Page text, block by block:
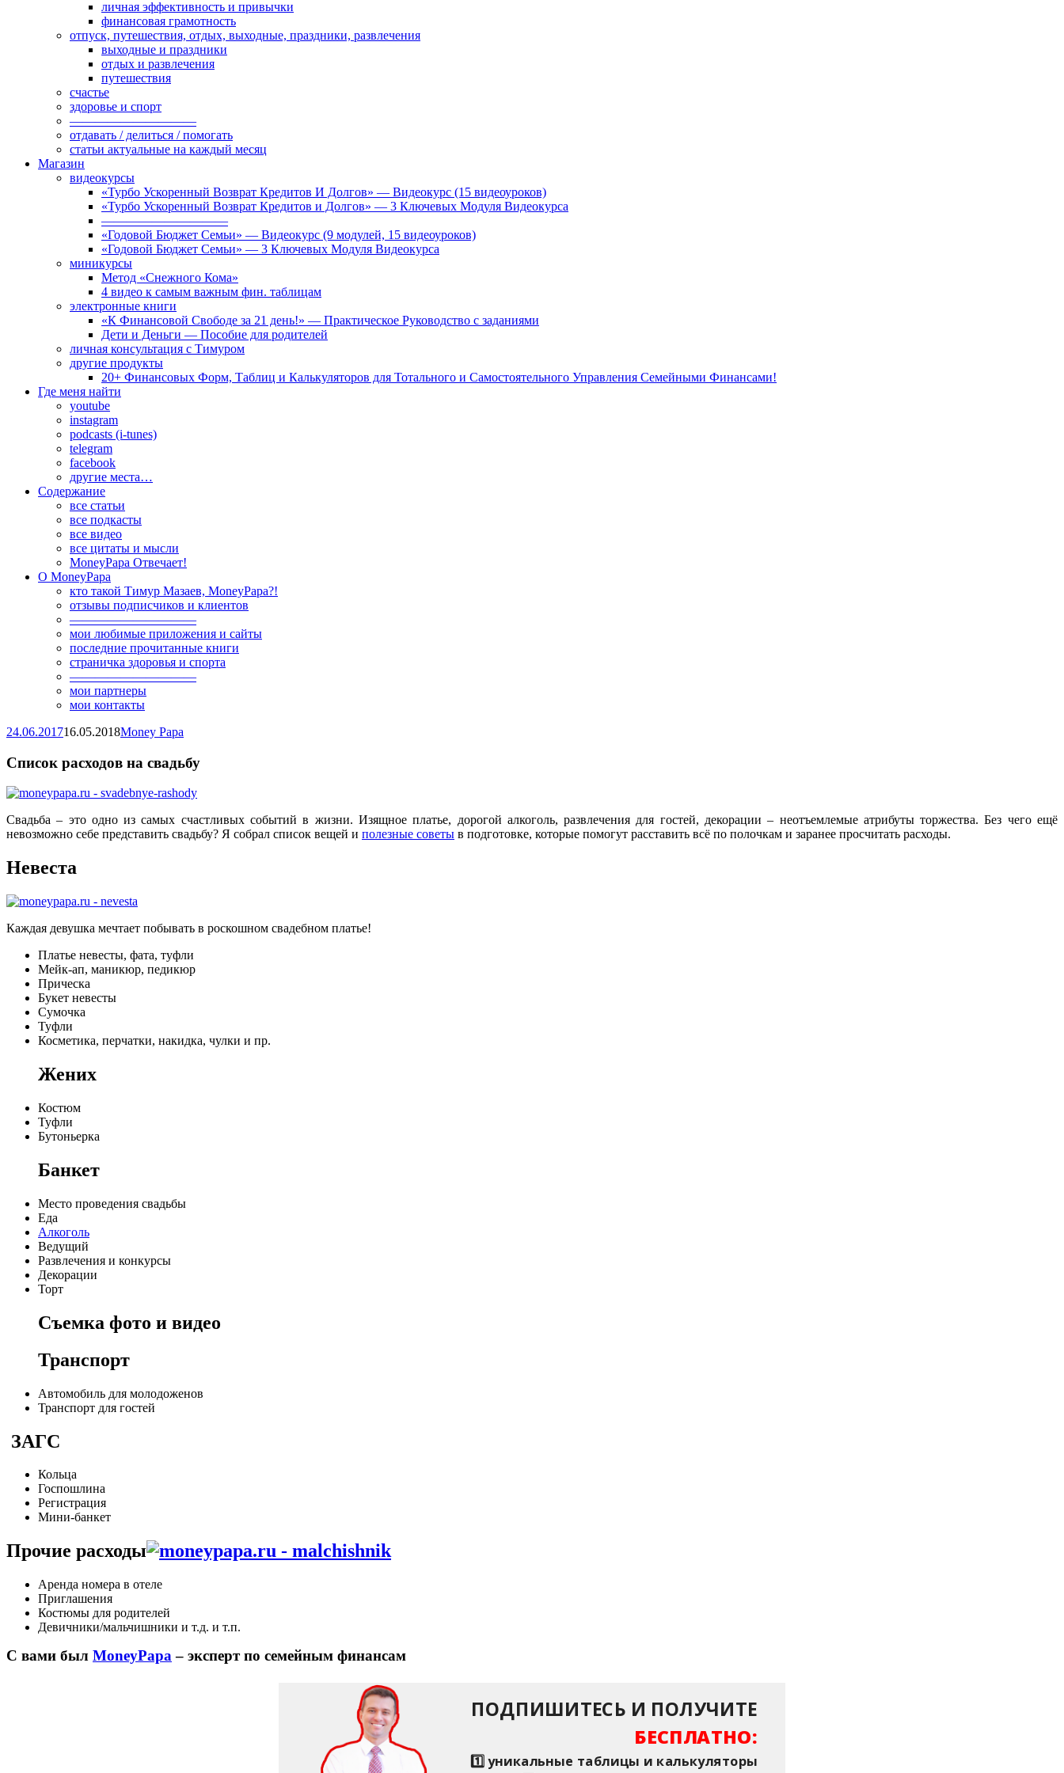
личная эффективность и привычки
финансовая грамотность
отпуск, путешествия, отдых, выходные, праздники, развлечения
выходные и праздники
отдых и развлечения
путешествия
счастье
здоровье и спорт
——————————
отдавать / делиться / помогать
статьи актуальные на каждый месяц
Магазин
видеокурсы
«Турбо Ускоренный Возврат Кредитов И Долгов» — Видеокурс (15 видеоуроков)
«Турбо Ускоренный Возврат Кредитов и Долгов» — 3 Ключевых Модуля Видеокурса
——————————
«Годовой Бюджет Семьи» — Видеокурс (9 модулей, 15 видеоуроков)
«Годовой Бюджет Семьи» — 3 Ключевых Модуля Видеокурса
миникурсы
Метод «Снежного Кома»
4 видео к самым важным фин. таблицам
электронные книги
«К Финансовой Свободе за 21 день!» — Практическое Руководство с заданиями
Дети и Деньги — Пособие для родителей
личная консультация с Тимуром
другие продукты
20+ Финансовых Форм, Таблиц и Калькуляторов для Тотального и Самостоятельного Управления Семейными Финансами!
Где меня найти
youtube
instagram
podcasts (i-tunes)
telegram
facebook
другие места…
Содержание
все статьи
все подкасты
все видео
все цитаты и мысли
MoneyPapa Отвечает!
О MoneyPapa
кто такой Тимур Мазаев, MoneyPapa?!
отзывы подписчиков и клиентов
——————————
мои любимые приложения и сайты
последние прочитанные книги
страничка здоровья и спорта
——————————
мои партнеры
мои контакты
24.06.201716.05.2018Money Papa
Список расходов на свадьбу
Свадьба – это одно из самых счастливых событий в жизни. Изящное платье, дорогой алкоголь, развлечения для гостей, декорации – неотъемлемые атрибуты торжества. Без чего ещё
невозможно себе представить свадьбу? Я собрал список вещей и полезные советы в подготовке, которые помогут расставить всё по полочкам и заранее просчитать расходы.
Невеста
Каждая девушка мечтает побывать в роскошном свадебном платье!
Платье невесты, фата, туфли
Мейк-ап, маникюр, педикюр
Прическа
Букет невесты
Сумочка
Туфли
Косметика, перчатки, накидка, чулки и пр.
Жених
Костюм
Туфли
Бутоньерка
Банкет
Место проведения свадьбы
Еда
Алкоголь
Ведущий
Развлечения и конкурсы
Декорации
Торт
Съемка фото и видео
Транспорт
Автомобиль для молодоженов
Транспорт для гостей
ЗАГС
Кольца
Госпошлина
Регистрация
Мини-банкет
Прочие расходы
Аренда номера в отеле
Приглашения
Костюмы для родителей
Девичники/мальчишники и т.д. и т.п.
С вами был MoneyPapa– эксперт по семейным финансам
ПОДПИШИТЕСЬ И ПОЛУЧИТЕ
БЕСПЛАТНО:
1️⃣ уникальные таблицы и калькуляторы